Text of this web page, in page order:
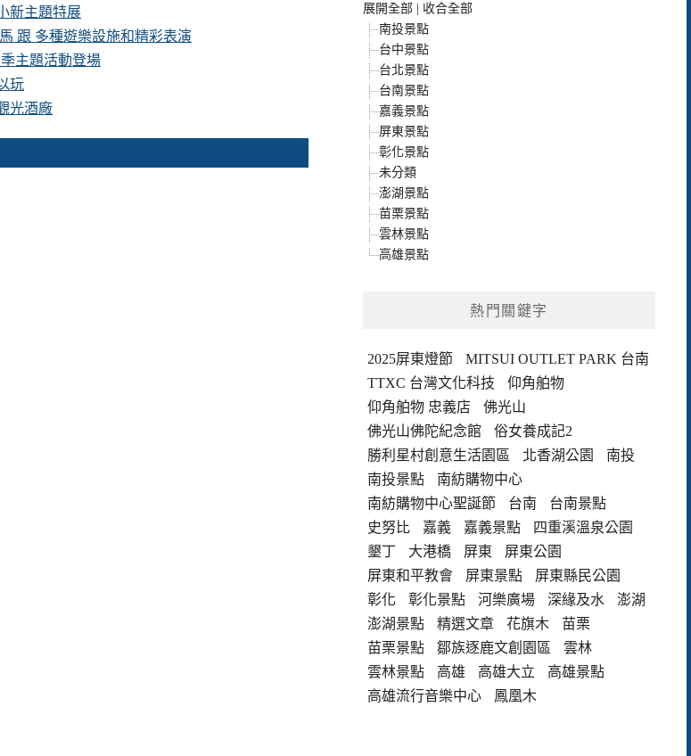
新主題特展
跟 多種遊樂設施和精彩表演
主題活動登場
玩
光酒廠
展開全部
收合全部
南投景點
台中景點
台北景點
台南景點
嘉義景點
屏東景點
彰化景點
未分類
澎湖景點
苗栗景點
雲林景點
高雄景點
熱門關鍵字
2025屏東燈節
MITSUI OUTLET PARK 台南
TTXC 台灣文化科技
仰角舶物
仰角舶物 忠義店
佛光山
佛光山佛陀紀念館
俗女養成記2
勝利星村創意生活園區
北香湖公園
南投
南投景點
南紡購物中心
南紡購物中心聖誕節
台南
台南景點
史努比
嘉義 嘉義景點
四重溪溫泉公園
墾丁
大港橋 屏東
屏東公園
屏東和平教會
屏東景點
屏東縣民公園
彰化
彰化景點 河樂廣場 深緣及水
澎湖
澎湖景點
精選文章 花旗木
苗栗
苗栗景點
鄒族逐鹿文創園區
雲林
雲林景點
高雄 高雄大立
高雄景點
高雄流行音樂中心
鳳凰木